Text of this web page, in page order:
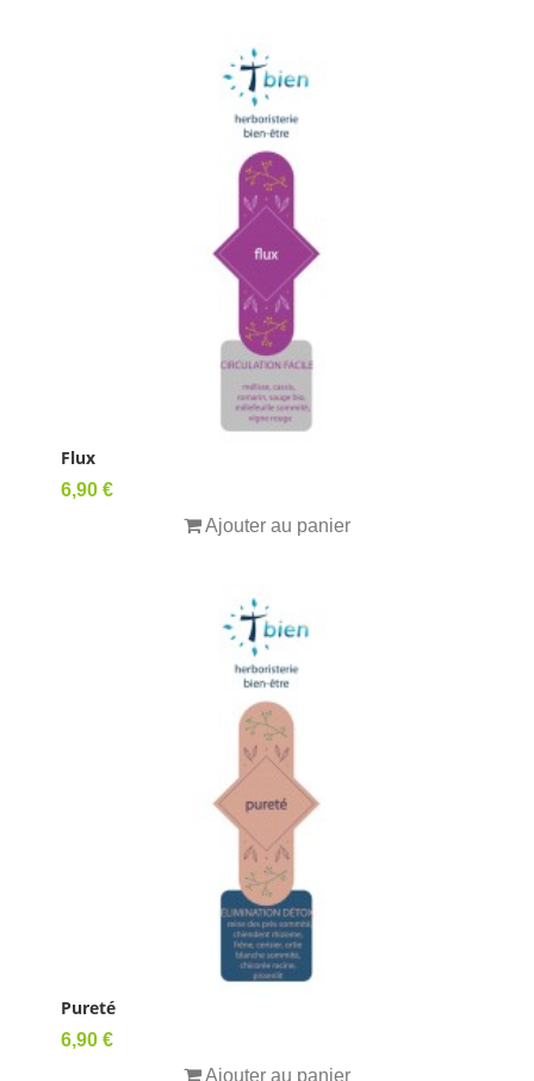
Flux
Prix
6,90 €
Ajouter au panier
Pureté
Prix
6,90 €
Ajouter au panier